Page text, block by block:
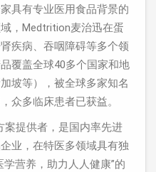
具有专业医用食品背景的
，Medtrition麦治迅在蛋
疾病、吞咽障碍等多个领
覆盖全球40多个国家和地
坡等），被全球多家知名
众多临床患者已获益。
案提供者，是国内率先进
业，在特医多领域具有独
营养，助力人人健康”的